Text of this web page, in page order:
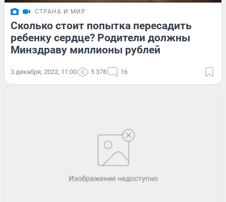
СТРАНА И МИР
Сколько стоит попытка пересадить
ребенку сердце? Родители должны
Минздраву миллионы рублей
3 декабря, 2022, 11:00 5 378 16